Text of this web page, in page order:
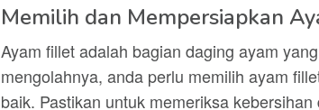
Memilih dan Mempersiapkan
Ayam fillet adalah bagian daging ayam
mengolahnya, anda perlu memilih ayam
baik. Pastikan untuk memeriksa